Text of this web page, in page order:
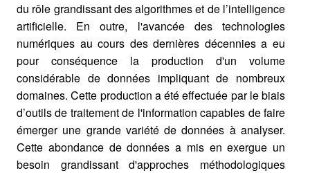
du rôle grandissant des algorithmes et de l’intelligence
artificielle. En outre, l'avancée des technologies
numériques au cours des dernières décennies a eu
pour conséquence la production d'un volume
considérable de données impliquant de nombreux
domaines. Cette production a été effectuée par le biais
d’outils de traitement de l'information capables de faire
émerger une grande variété de données à analyser.
Cette abondance de données a mis en exergue un
besoin grandissant d'approches méthodologiques